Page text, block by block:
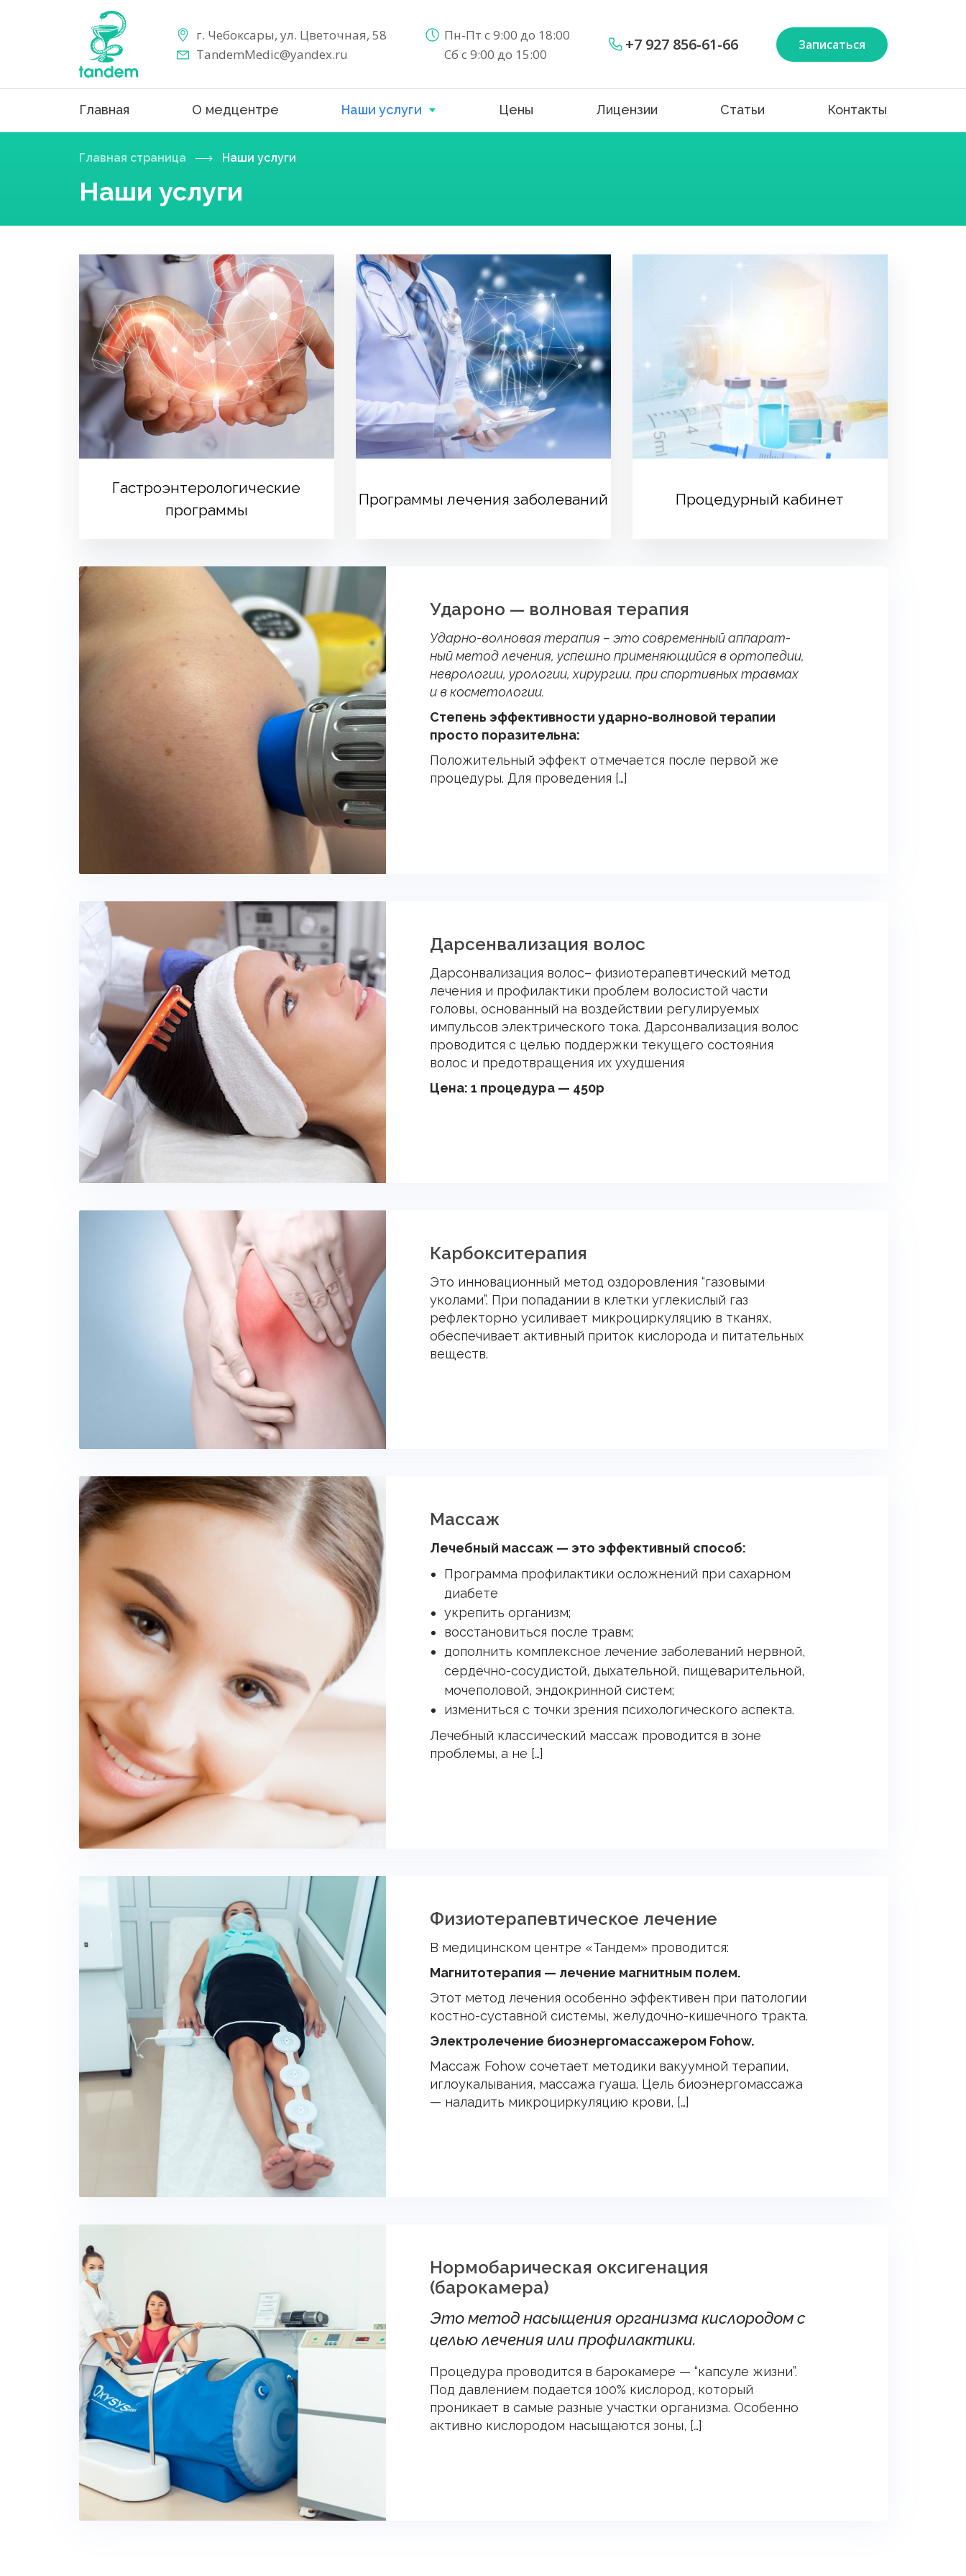
г. Чебоксары, ул. Цветочная, 58
TandemMedic@yandex.ru
Пн-Пт с 9:00 до 18:00
Сб с 9:00 до 15:00
+7 927 856-61-66 Записаться
Главная О медцентре Наши услуги Цены Лицензии Статьи Контакты
Главная страница Наши услуги
Наши услуги
Гастроэнтерологические
программы
Программы лечения заболеваний Процедурный кабинет
Удароно — волновая терапия
Удар­но-вол­но­вая те­рапия – это сов­ре­мен­ный ап­па­рат­
ный ме­тод ле­чения, ус­пешно при­меня­ющий­ся в ор­то­педии,
нев­ро­логии, уро­логии, хи­рур­гии, при спор­тивных трав­мах
и в кос­ме­толо­гии.
Сте­пень эф­фектив­ности удар­но-вол­но­вой те­рапии
прос­то по­рази­тель­на:
Положительный эффект отмечается после первой же
процедуры. Для проведения […]
Дарсенвализация волос
Дарсонвализация волос– физиотерапевтический метод
лечения и профилактики проблем волосистой части
головы, основанный на воздействии регулируемых
импульсов электрического тока. Дарсонвализация волос
проводится с целью поддержки текущего состояния
волос и предотвращения их ухудшения
Цена: 1 процедура — 450р
Карбокситерапия
Это инновационный метод оздоровления “газовыми
уколами”. При попадании в клетки углекислый газ
рефлекторно усиливает микроциркуляцию в тканях,
обеспечивает активный приток кислорода и питательных
веществ.
Массаж
Лечебный массаж — это эффективный способ:
Программа профилактики осложнений при сахарном
диабете
укрепить организм;
восстановиться после травм;
дополнить комплексное лечение заболеваний нервной,
сердечно-сосудистой, дыхательной, пищеварительной,
мочеполовой, эндокринной систем;
измениться с точки зрения психологического аспекта.
Лечебный классический массаж проводится в зоне
проблемы, а не […]
Физиотерапевтическое лечение
В медицинском центре «Тандем» проводится:
Магнитотерапия — лечение магнитным полем.
Этот метод лечения особенно эффективен при патологии
костно-суставной системы, желудочно-кишечного тракта.
Электролечение биоэнергомассажером Fohow.
Массаж Fohow сочетает методики вакуумной терапии,
иглоукалывания, массажа гуаша. Цель биоэнергомассажа
— наладить микроциркуляцию крови, […]
Нормобарическая оксигенация
(барокамера)
Это метод насыщения организма кислородом с
целью лечения или профилактики.
Процедура проводится в барокамере — “капсуле жизни”.
Под давлением подается 100% кислород, который
проникает в самые разные участки организма. Особенно
активно кислородом насыщаются зоны, […]